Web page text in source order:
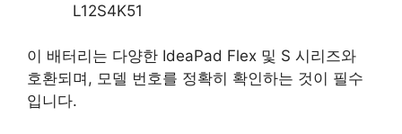
L12S4K51
이 배터리는 다양한 IdeaPad Flex 및 S 시리즈와
호환되며, 모델 번호를 정확히 확인하는 것이 필수
입니다.